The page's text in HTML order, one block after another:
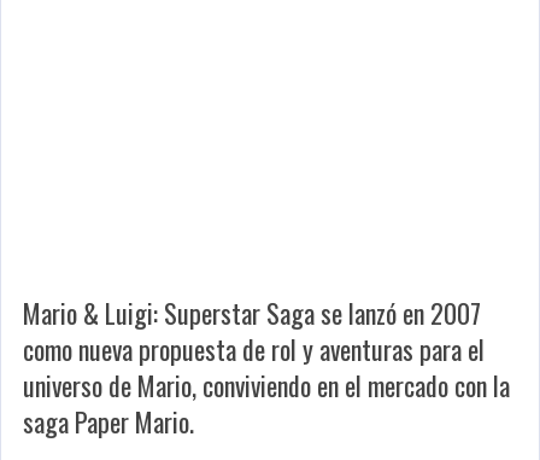
Mario & Luigi: Superstar Sagase lanzó en 2007
como nueva propuesta de rol y aventuras para el
universo de Mario, conviviendo en el mercado con la
sagaPaper Mario.